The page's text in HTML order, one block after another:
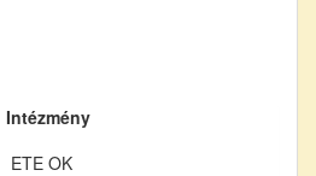
Intézmény
ETE OK